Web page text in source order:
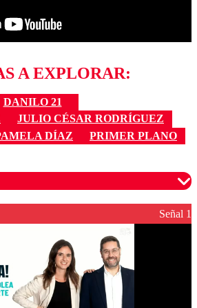
A EXPLORAR:
DANILO 21
JULIO CÉSAR RODRÍGUEZ
DÍAZ
PRIMER PLANO
son moderados para garantizar un
diálogo respetuoso.
Señal 1